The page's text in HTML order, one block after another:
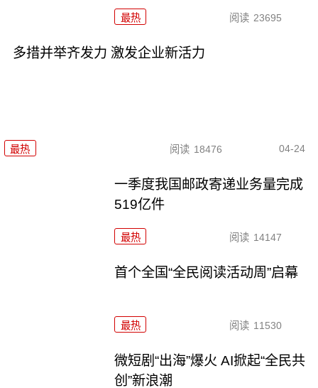
最热 阅读 23695
多措并举齐发力 激发企业新活力
最热 阅读 18476 04-24
一季度我国邮政寄递业务量完成
519亿件
最热 阅读 14147
首个全国“全民阅读活动周”启幕
最热 阅读 11530
微短剧“出海”爆火 AI掀起“全民共
创”新浪潮